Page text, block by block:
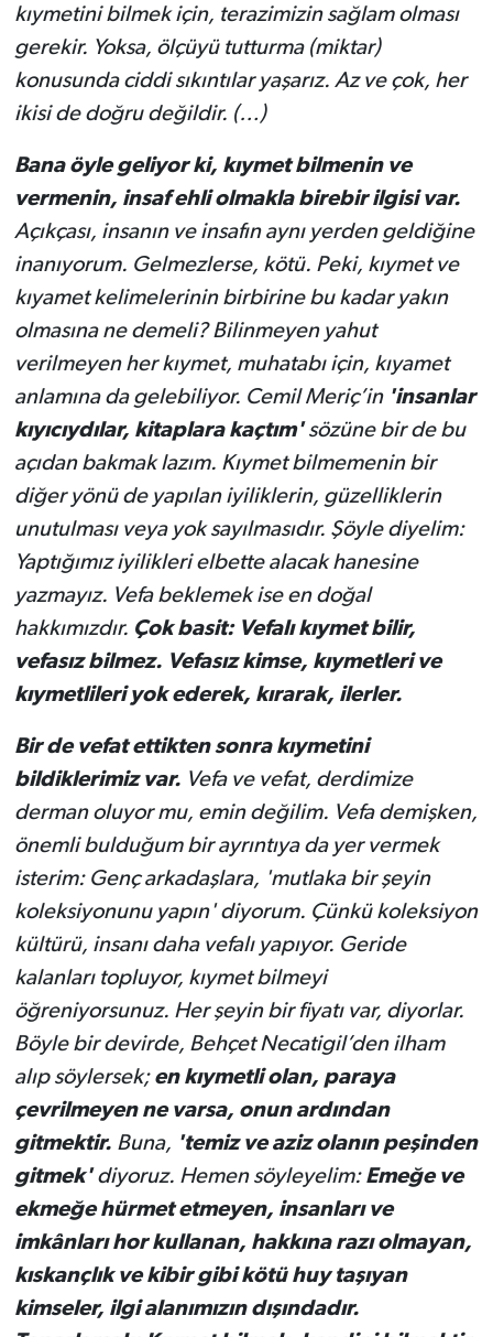
kıymetini bilmek için, terazimizin sağlam olması
gerekir. Yoksa, ölçüyü tutturma (miktar)
konusunda ciddi sıkıntılar yaşarız. Az ve çok, her
ikisi de doğru değildir. (…)
Bana öyle geliyor ki, kıymet bilmenin ve
vermenin, insaf ehli olmakla birebir ilgisi var.
Açıkçası, insanın ve insafın aynı yerden geldiğine
inanıyorum. Gelmezlerse, kötü. Peki, kıymet ve
kıyamet kelimelerinin birbirine bu kadar yakın
olmasına ne demeli? Bilinmeyen yahut
verilmeyen her kıymet, muhatabı için, kıyamet
anlamına da gelebiliyor. Cemil Meriç’in 'insanlar
kıyıcıydılar, kitaplara kaçtım'sözüne bir de bu
açıdan bakmak lazım. Kıymet bilmemenin bir
diğer yönü de yapılan iyiliklerin, güzelliklerin
unutulması veya yok sayılmasıdır. Şöyle diyelim:
Yaptığımız iyilikleri elbette alacak hanesine
yazmayız. Vefa beklemek ise en doğal
hakkımızdır. Çok basit: Vefalı kıymet bilir,
vefasız bilmez. Vefasız kimse, kıymetleri ve
kıymetlileri yok ederek, kırarak, ilerler.
Bir de vefat ettikten sonra kıymetini
bildiklerimiz var. Vefa ve vefat, derdimize
derman oluyor mu, emin değilim. Vefa demişken,
önemli bulduğum bir ayrıntıya da yer vermek
isterim: Genç arkadaşlara, 'mutlaka bir şeyin
koleksiyonunu yapın' diyorum. Çünkü koleksiyon
kültürü, insanı daha vefalı yapıyor. Geride
kalanları topluyor, kıymet bilmeyi
öğreniyorsunuz. Her şeyin bir fiyatı var, diyorlar.
Böyle bir devirde, Behçet Necatigil’den ilham
alıp söylersek; en kıymetli olan, paraya
çevrilmeyen ne varsa, onun ardından
gitmektir. Buna, 'temiz ve aziz olanın peşinden
gitmek'diyoruz. Hemen söyleyelim: Emeğe ve
ekmeğe hürmet etmeyen, insanları ve
imkânları hor kullanan, hakkına razı olmayan,
kıskançlık ve kibir gibi kötü huy taşıyan
kimseler, ilgi alanımızın dışındadır.